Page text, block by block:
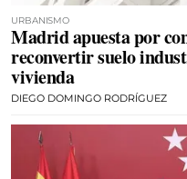
URBANISMO
Madrid apuesta por
reconvertir suelo
vivienda
DIEGO DOMINGO RODRÍGUEZ